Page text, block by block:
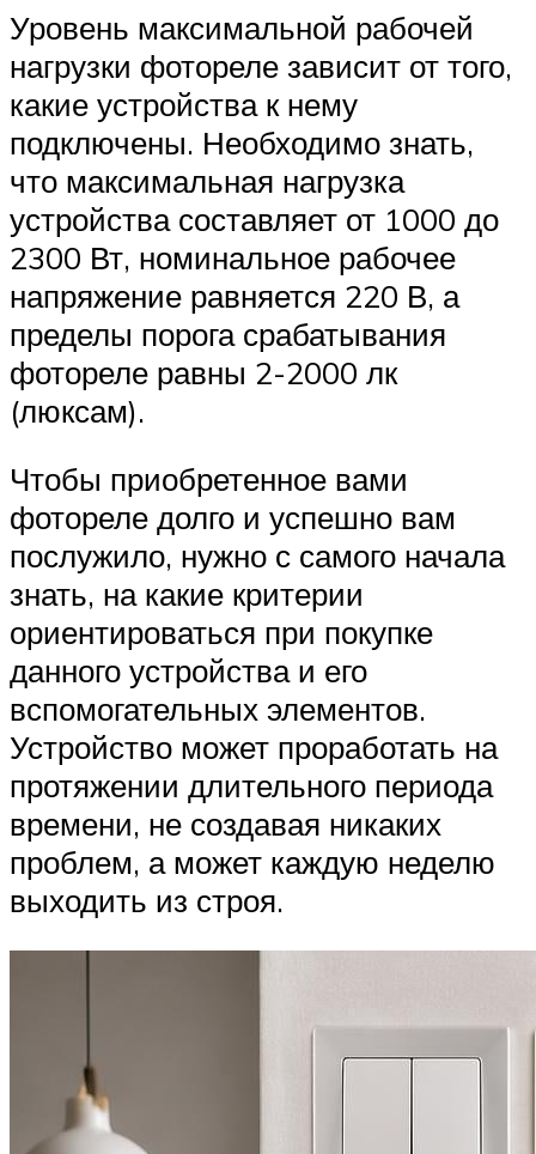
Уровень максимальной рабочей
нагрузки фотореле зависит от того,
какие устройства к нему
подключены. Необходимо знать,
что максимальная нагрузка
устройства составляет от 1000 до
2300 Вт, номинальное рабочее
напряжение равняется 220 В, а
пределы порога срабатывания
фотореле равны 2-2000 лк
(люксам).
Чтобы приобретенное вами
фотореле долго и успешно вам
послужило, нужно с самого начала
знать, на какие критерии
ориентироваться при покупке
данного устройства и его
вспомогательных элементов.
Устройство может проработать на
протяжении длительного периода
времени, не создавая никаких
проблем, а может каждую неделю
выходить из строя.